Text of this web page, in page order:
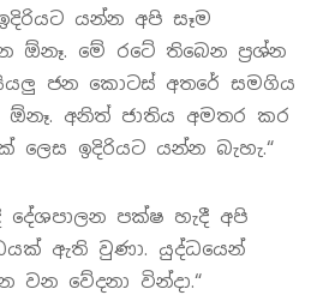
යන්න අපි සෑම
ඕනෑ. මේ රටේ තිබෙන ප්‍රශ්න
ජන කොටස් අතරේ සමගිය
අනිත් ජාතිය අමතර කර
ලෙස ඉදිරියට යන්න බැහැ.“
දේශපාලන පක්ෂ හැදී අපි
ඇති වුණා. යුද්ධයෙන්
වේදනා වින්දා.“